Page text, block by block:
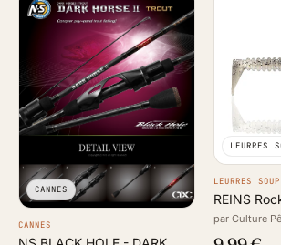
CANNES
CANNES
LEURRES
LEURRES
REINS
par Culture